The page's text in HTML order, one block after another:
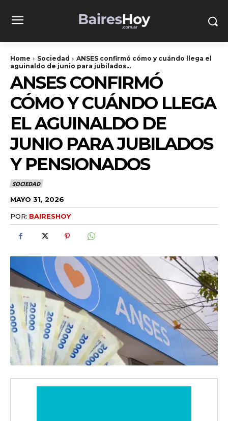
Home Sociedad
ANSES confirmó cómo y cuándo llega el
aguinaldo de junio para jubilados...
ANSES CONFIRMÓ
CÓMO Y CUÁNDO LLEGA
EL AGUINALDO DE
JUNIO PARA JUBILADOS
Y PENSIONADOS
SOCIEDAD
MAYO 31, 2026
POR: BAIRESHOY